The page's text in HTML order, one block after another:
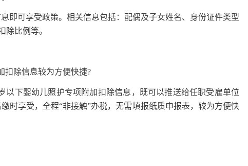
可享受政策。相关信息包括：配偶及子女姓名、身份证件类型
除比例等。
除信息较为方便快捷?
下婴幼儿照护专项附加扣除信息，既可以推送给任职受雇单位
时享受，全程“非接触”办税，无需填报纸质申报表，较为方便快